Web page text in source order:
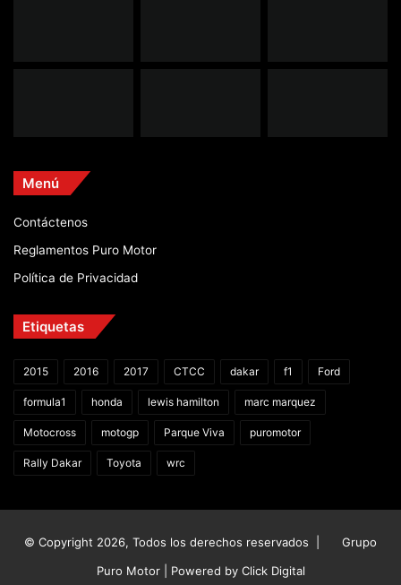
Menú
Contáctenos
Reglamentos Puro Motor
Política de Privacidad
Etiquetas
2015 2016 2017 CTCC dakar f1 Ford
formula1 honda lewis hamilton marc marquez
Motocross motogp Parque Viva puromotor
Rally Dakar Toyota wrc
© Copyright 2026, Todos los derechos reservados |
Grupo
Puro Motor | Powered by Click Digital